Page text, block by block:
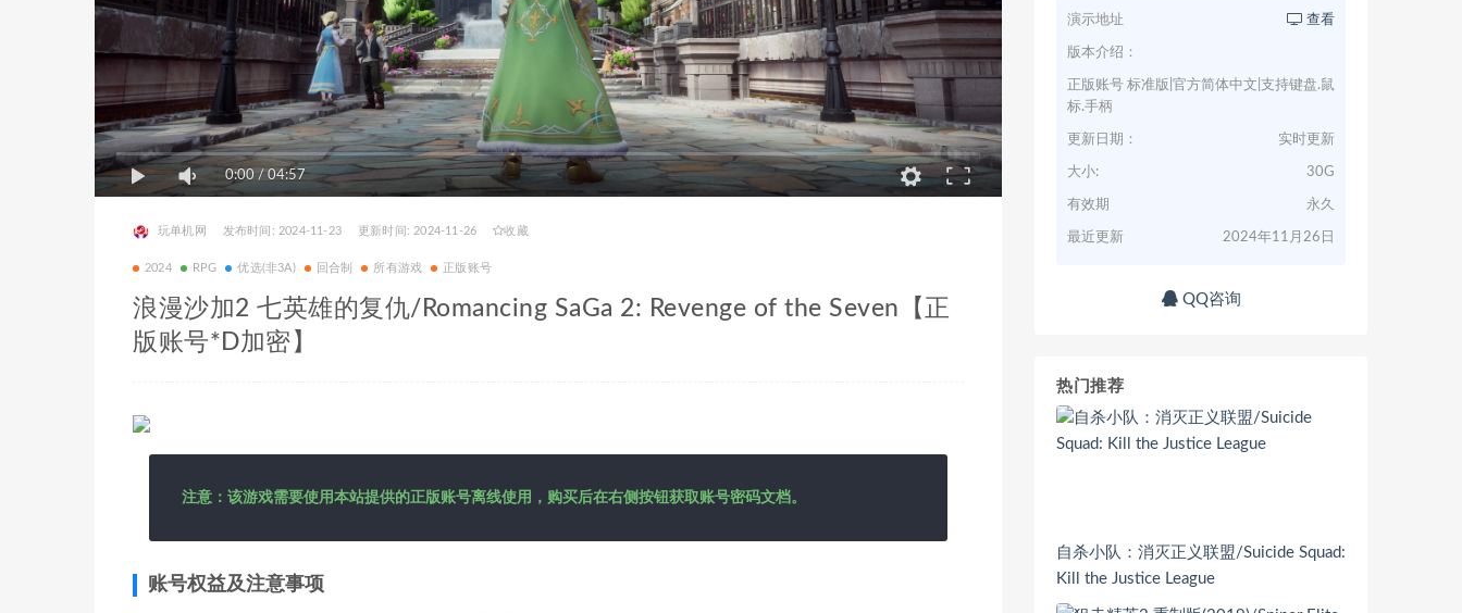
0:00 /04:57
玩单机网 发布时间: 2024-11-23 更新时间: 2024-11-26 收藏
2024 RPG 优选(非3A) 回合制 所有游戏 正版账号
浪漫沙加2 七英雄的复仇/Romancing SaGa 2: Revenge of the Seven【正
版账号*D加密】
账号权益及注意事项
演示地址 查看
版本介绍：
正版账号 标准版|官方简体中文|支持键盘.鼠
标.手柄
更新日期： 实时更新
大小: 30G
有效期 永久
最近更新 2024年11月26日
QQ咨询
热门推荐
自杀小队：消灭正义联盟/Suicide Squad:
Kill the Justice League